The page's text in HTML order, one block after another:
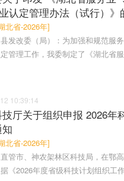
认定管理办法（试行）》
北省-2026年]
发改委（局）：为加强和规范服
管理工作，我委制定了《湖北省
10:39:14
厅关于组织申报 2026年
北省-2026年]
管市、神农架林区科技局，在鄂
《2026年度省级科技计划组织工